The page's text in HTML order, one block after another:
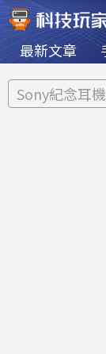
最新文章
Sony紀念耳